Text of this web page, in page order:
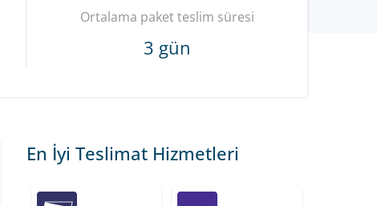
Ortalama paket teslim süresi
3 gün
En İyi Teslimat Hizmetleri